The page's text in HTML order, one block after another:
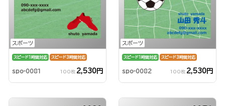
スポーツ
スピード1時間対応 スピード3時間対応
spo-0081 100枚 2,530円
スポーツ
スピード1時間対応 スピード3時間対応
spo-0082 100枚 2,530円